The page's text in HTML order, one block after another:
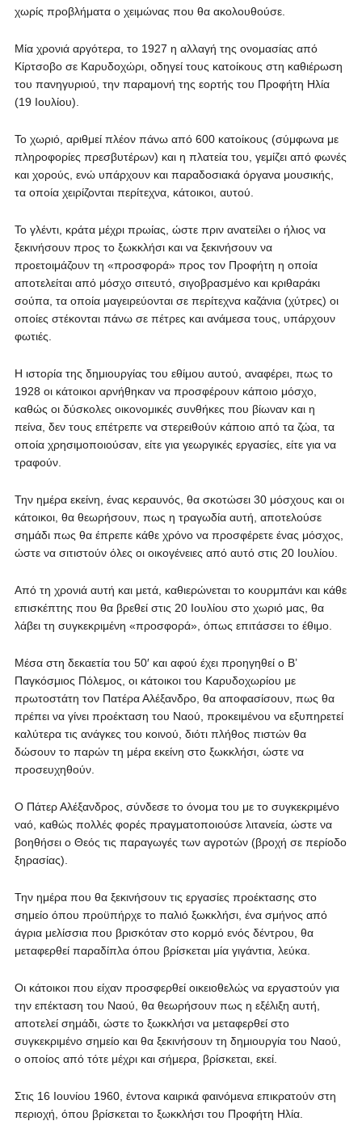
χωρίς προβλήματα ο χειμώνας που θα ακολουθούσε.
Μία χρονιά αργότερα, το 1927 η αλλαγή της ονομασίας από
Κίρτσοβο σε Καρυδοχώρι, οδηγεί τους κατοίκους στη καθιέρωση
του πανηγυριού, την παραμονή της εορτής του Προφήτη Ηλία
(19 Ιουλίου).
Το χωριό, αριθμεί πλέον πάνω από 600 κατοίκους (σύμφωνα με
πληροφορίες πρεσβυτέρων) και η πλατεία του, γεμίζει από φωνές
και χορούς, ενώ υπάρχουν και παραδοσιακά όργανα μουσικής,
τα οποία χειρίζονται περίτεχνα, κάτοικοι, αυτού.
Το γλέντι, κράτα μέχρι πρωίας, ώστε πριν ανατείλει ο ήλιος να
ξεκινήσουν προς το ξωκκλήσι και να ξεκινήσουν να
προετοιμάζουν τη «προσφορά» προς τον Προφήτη η οποία
αποτελείται από μόσχο σιτευτό, σιγοβρασμένο και κριθαράκι
σούπα, τα οποία μαγειρεύονται σε περίτεχνα καζάνια (χύτρες) οι
οποίες στέκονται πάνω σε πέτρες και ανάμεσα τους, υπάρχουν
φωτιές.
Η ιστορία της δημιουργίας του εθίμου αυτού, αναφέρει, πως το
1928 οι κάτοικοι αρνήθηκαν να προσφέρουν κάποιο μόσχο,
καθώς οι δύσκολες οικονομικές συνθήκες που βίωναν και η
πείνα, δεν τους επέτρεπε να στερειθούν κάποιο από τα ζώα, τα
οποία χρησιμοποιούσαν, είτε για γεωργικές εργασίες, είτε για να
τραφούν.
Την ημέρα εκείνη, ένας κεραυνός, θα σκοτώσει 30 μόσχους και οι
κάτοικοι, θα θεωρήσουν, πως η τραγωδία αυτή, αποτελούσε
σημάδι πως θα έπρεπε κάθε χρόνο να προσφέρετε ένας μόσχος,
ώστε να σιτιστούν όλες οι οικογένειες από αυτό στις 20 Ιουλίου.
Από τη χρονιά αυτή και μετά, καθιερώνεται το κουρμπάνι και κάθε
επισκέπτης που θα βρεθεί στις 20 Ιουλίου στο χωριό μας, θα
λάβει τη συγκεκριμένη «προσφορά», όπως επιτάσσει το έθιμο.
Μέσα στη δεκαετία του 50′ και αφού έχει προηγηθεί ο Β’
Παγκόσμιος Πόλεμος, οι κάτοικοι του Καρυδοχωρίου με
πρωτοστάτη τον Πατέρα Αλέξανδρο, θα αποφασίσουν, πως θα
πρέπει να γίνει προέκταση του Ναού, προκειμένου να εξυπηρετεί
καλύτερα τις ανάγκες του κοινού, διότι πλήθος πιστών θα
δώσουν το παρών τη μέρα εκείνη στο ξωκκλήσι, ώστε να
προσευχηθούν.
Ο Πάτερ Αλέξανδρος, σύνδεσε το όνομα του με το συγκεκριμένο
ναό, καθώς πολλές φορές πραγματοποιούσε λιτανεία, ώστε να
βοηθήσει ο Θεός τις παραγωγές των αγροτών (βροχή σε περίοδο
ξηρασίας).
Την ημέρα που θα ξεκινήσουν τις εργασίες προέκτασης στο
σημείο όπου προϋπήρχε το παλιό ξωκκλήσι, ένα σμήνος από
άγρια μελίσσια που βρισκόταν στο κορμό ενός δέντρου, θα
μεταφερθεί παραδίπλα όπου βρίσκεται μία γιγάντια, λεύκα.
Οι κάτοικοι που είχαν προσφερθεί οικειοθελώς να εργαστούν για
την επέκταση του Ναού, θα θεωρήσουν πως η εξέλιξη αυτή,
αποτελεί σημάδι, ώστε το ξωκκλήσι να μεταφερθεί στο
συγκεκριμένο σημείο και θα ξεκινήσουν τη δημιουργία του Ναού,
ο οποίος από τότε μέχρι και σήμερα, βρίσκεται, εκεί.
Στις 16 Ιουνίου 1960, έντονα καιρικά φαινόμενα επικρατούν στη
περιοχή, όπου βρίσκεται το ξωκκλήσι του Προφήτη Ηλία.